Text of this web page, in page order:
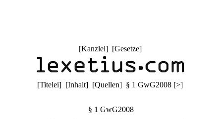
[Kanzlei] [Gesetze]
[Titelei] [Inhalt] [Quellen] § 1 GwG2008 [>]
§ 1 GwG2008